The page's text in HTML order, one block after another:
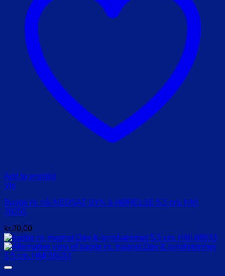
Add to wishlist
Vis
Badge m. nål NEDSAT SYN & HØRELSE 5,5 cm. HMI
78055
kr.20,00